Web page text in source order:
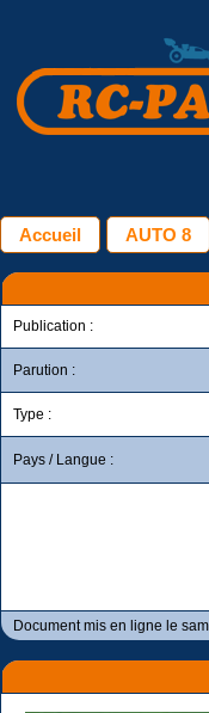
Accueil AUTO 8
Publication :
Parution :
Type :
Pays / Langue :
Document mis en ligne le